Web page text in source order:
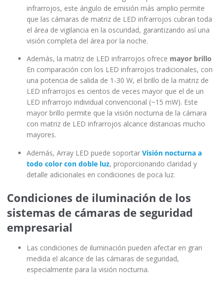
infrarrojos, este ángulo de emisión más amplio permite
que las cámaras de matriz de LED infrarrojos cubran toda
el área de vigilancia en la oscuridad, garantizando así una
visión completa del área por la noche.
Además, la matriz de LED infrarrojos ofrece mayor brillo
En comparación con los LED infrarrojos tradicionales, con
una potencia de salida de 1-30 W, el brillo de la matriz de
LED infrarrojos es cientos de veces mayor que el de un
LED infrarrojo individual convencional (~15 mW). Este
mayor brillo permite que la visión nocturna de la cámara
con matriz de LED infrarrojos alcance distancias mucho
mayores.
Además, Array LED puede soportar Visión nocturna a
todo color con doble luz, proporcionando claridad y
detalle adicionales en condiciones de poca luz.
Condiciones de iluminación de los
sistemas de cámaras de seguridad
empresarial
Las condiciones de iluminación pueden afectar en gran
medida el alcance de las cámaras de seguridad,
especialmente para la visión nocturna.